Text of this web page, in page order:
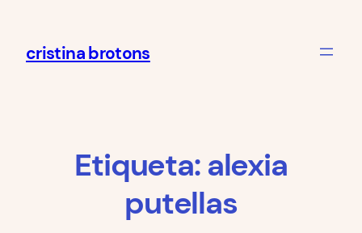
cristina brotons
Etiqueta: alexia
putellas